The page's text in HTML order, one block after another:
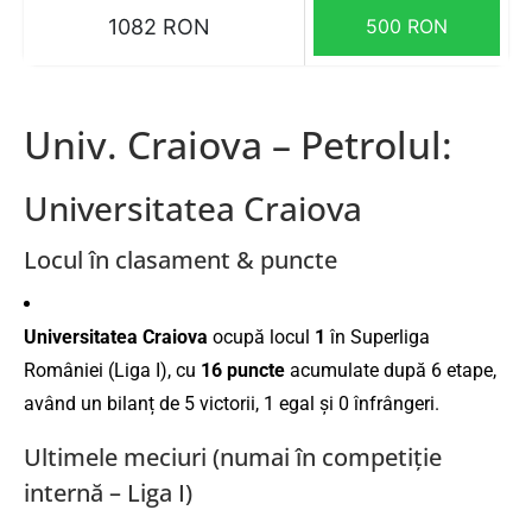
1082 RON 500 RON
Univ. Craiova – Petrolul:
Universitatea Craiova
Locul în clasament & puncte
Universitatea Craiova ocupă locul 1 în Superliga
României (Liga I), cu 16 puncte acumulate după 6 etape,
având un bilanț de 5 victorii, 1 egal și 0 înfrângeri.
Ultimele meciuri (numai în competiție
internă – Liga I)